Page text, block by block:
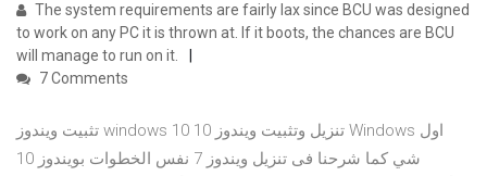
The system requirements are fairly lax since BCU was designed
to work on any PC it is thrown at. If it boots, the chances are BCU
will manage to run on it.
7 Comments
تثبيت ويندوز windows 10 تنزيل وتثبيت ويندوز 10 Windows اول
شي كما شرحنا فى تنزيل ويندوز 7 نفس الخطوات بويندوز 10